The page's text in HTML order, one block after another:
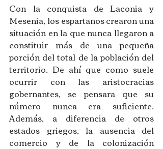
Con la conquista de Laconia y
Mesenia, los espartanos crearon una
situación en la que nunca llegaron a
constituir más de una pequeña
porción del total de la población del
territorio. De ahí que como suele
ocurrir con las aristocracias
gobernantes, se pensara que su
número nunca era suficiente.
Además, a diferencia de otros
estados griegos, la ausencia del
comercio y de la colonización